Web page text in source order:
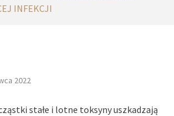
INFEKCJI
2022
stałe i lotne toksyny uszkadzają